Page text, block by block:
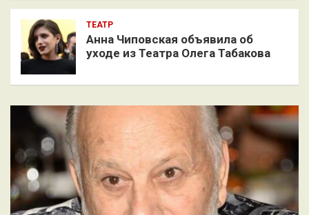
ТЕАТР
Анна Чиповская объявила об
уходе из Театра Олега Табакова